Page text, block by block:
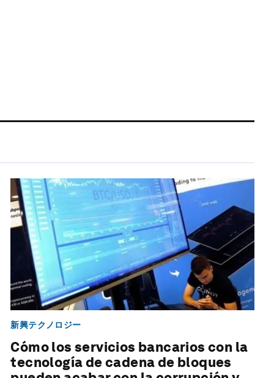
新興テクノロジー
Cómo los servicios bancarios con la
tecnología de cadena de bloques